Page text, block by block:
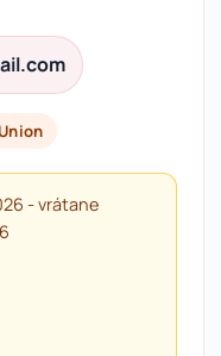
Union
- vrátane